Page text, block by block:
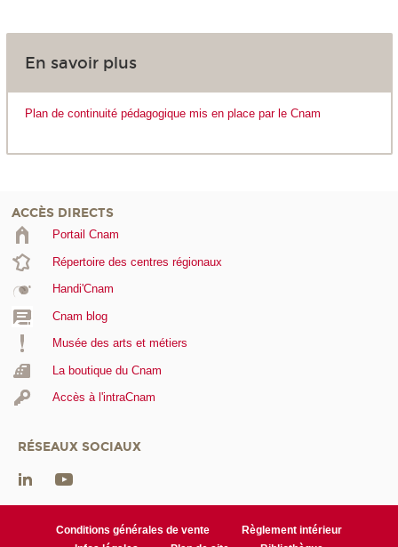
En savoir plus
Plan de continuité pédagogique mis en place par le Cnam
ACCÈS DIRECTS
Portail Cnam
Répertoire des centres régionaux
Handi'Cnam
Cnam blog
Musée des arts et métiers
La boutique du Cnam
Accès à l'intraCnam
RÉSEAUX SOCIAUX
Conditions générales de vente
Règlement intérieur